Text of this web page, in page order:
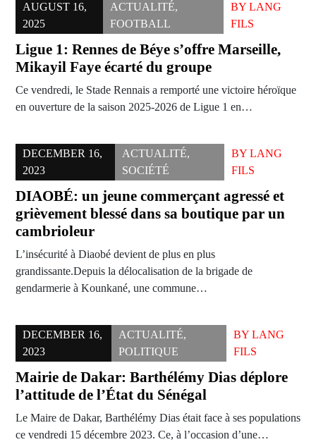
AUGUST 16,
2025
ACTUALITÉ,
FOOTBALL
BYLANG
FILS
Ligue 1: Rennes de Béye s’offre Marseille,
Mikayil Faye écarté du groupe
Ce vendredi, le Stade Rennais a remporté une victoire héroïque
en ouverture de la saison 2025-2026 de Ligue 1 en…
DECEMBER 16,
2023
ACTUALITÉ,
SOCIÉTÉ
BY LANG
FILS
DIAOBÉ: un jeune commerçant agressé et
grièvement blessé dans sa boutique par un
cambrioleur
L’insécurité à Diaobé devient de plus en plus
grandissante.Depuis la délocalisation de la brigade de
gendarmerie à Kounkané, une commune…
DECEMBER 16,
2023
ACTUALITÉ,
POLITIQUE
BYLANG
FILS
Mairie de Dakar: Barthélémy Dias déplore
l’attitude de l’État du Sénégal
Le Maire de Dakar, Barthélémy Dias était face à ses populations
ce vendredi 15 décembre 2023. Ce, à l’occasion d’une…